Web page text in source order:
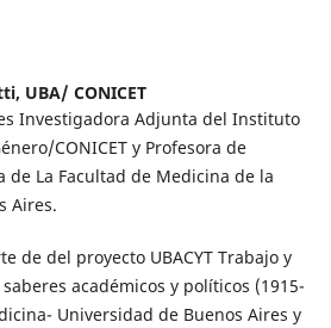
UBA/ CONICET
Investigadora Adjunta del Instituto
CONICET y Profesora de
de La Facultad de Medicina de la
Aires.
de del proyecto UBACYT Trabajo y
académicos y políticos (1915-
Universidad de Buenos Aires y